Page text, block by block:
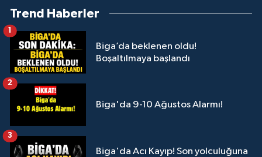
Trend Haberler
Biga’da beklenen oldu!
Boşaltılmaya başlandı
1
Biga'da 9-10 Ağustos Alarmı!
2
Biga'da Acı Kayıp! Son yolculuğuna
3